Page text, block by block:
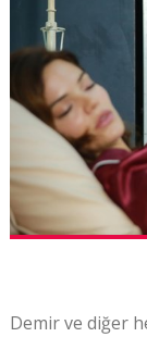
Demir ve diğer